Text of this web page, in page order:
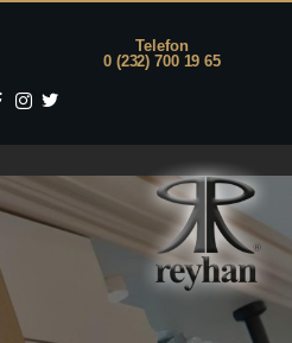
Telefon
0 (232) 700 19 65